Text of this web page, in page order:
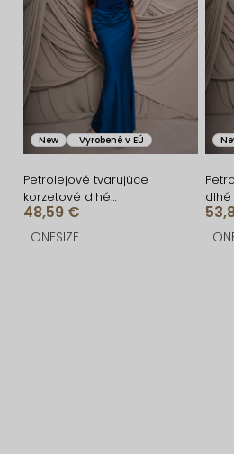
New Vyrobené v EÚ
Petrolejové tvarujúce
korzetové dlhé
spoločenské šaty
BRANFLA
48,59 €
ONESIZE